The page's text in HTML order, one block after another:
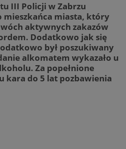
III Policji w Zabrzu
mieszkańca miasta, który
aktywnych zakazów
Dodatkowo jak się
był poszukiwany
alkomatem wykazało u
Za popełnione
kara do 5 lat pozbawienia